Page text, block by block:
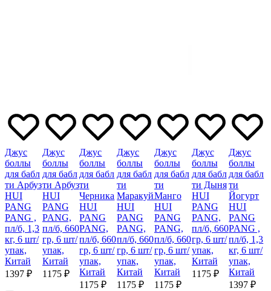
Джус
боллы
для бабл
ти Арбуз
HUI
PANG
PANG ,
пл/б, 1,3
кг, 6 шт/
упак,
Китай
1397 ₽
Джус
боллы
для бабл
ти Арбуз
HUI
PANG
PANG,
пл/б, 660
гр, 6 шт/
упак,
Китай
1175 ₽
Джус
боллы
для бабл
ти
Черника
HUI
PANG
PANG,
пл/б, 660
гр, 6 шт/
упак,
Китай
1175 ₽
Джус
боллы
для бабл
ти
Маракуйя
HUI
PANG
PANG,
пл/б, 660
гр, 6 шт/
упак,
Китай
1175 ₽
Джус
боллы
для бабл
ти
Манго
HUI
PANG
PANG,
пл/б, 660
гр, 6 шт/
упак,
Китай
1175 ₽
Джус
боллы
для бабл
ти Дыня
HUI
PANG
PANG,
пл/б, 660
гр, 6 шт/
упак,
Китай
1175 ₽
Джус
боллы
для бабл
ти
Йогурт
HUI
PANG
PANG ,
пл/б, 1,3
кг, 6 шт/
упак,
Китай
1397 ₽